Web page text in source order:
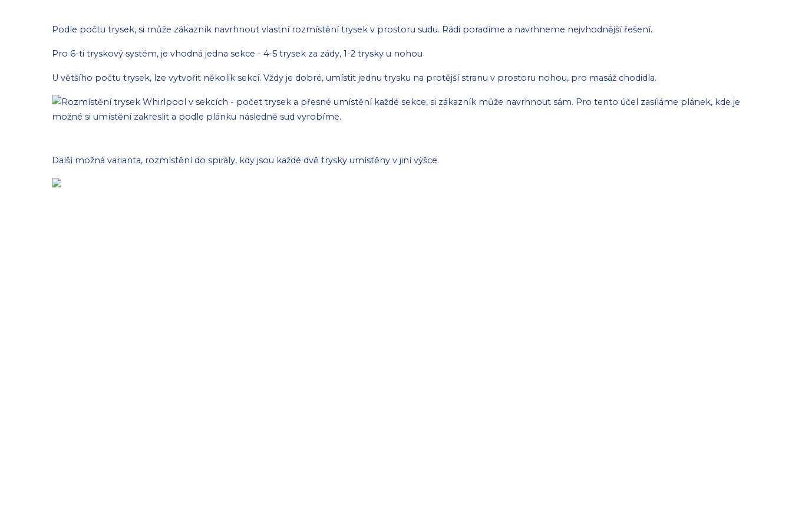
Podle počtu trysek, si může zákazník navrhnout vlastní rozmístění trysek v prostoru sudu. Rádi poradíme a navrhneme nejvhodnější řešení.
Pro 6-ti tryskový systém, je vhodná jedna sekce - 4-5 trysek za zády, 1-2 trysky u nohou
U většího počtu trysek, lze vytvořit několik sekcí. Vždy je dobré, umístit jednu trysku na protější stranu v prostoru nohou, pro masáž chodidla.
Další možná varianta, rozmístění do spirály, kdy jsou každé dvě trysky umístěny v jiní výšce.